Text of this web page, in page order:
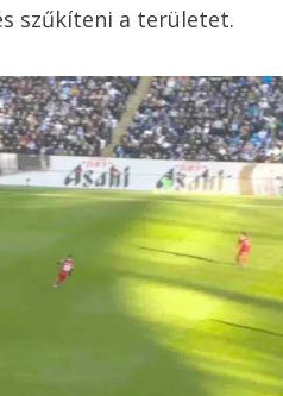
szűkíteni a területet.